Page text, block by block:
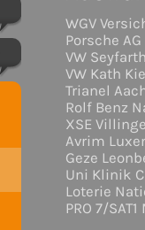
WGV
Porsche
VW
VW Kath
Rolf Benz
XSE
Avrim
Geze
Uni Klinik
Loterie
PRO 7/